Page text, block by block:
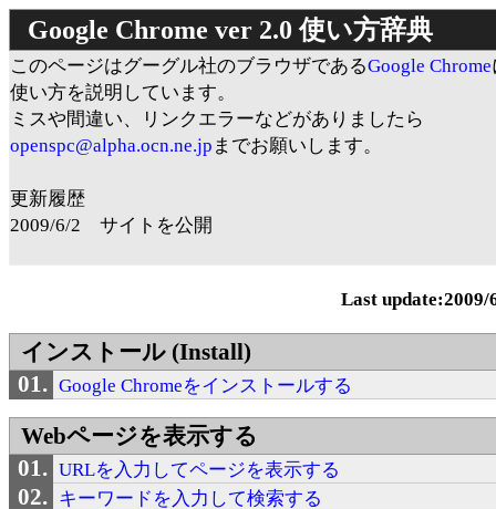
Google Chrome ver 2.0 使い方辞典
このページはグーグル社のブラウザであるGoogle Chrome
使い方を説明しています。
ミスや間違い、リンクエラーなどがありましたら
openspc@alpha.ocn.ne.jp までお願いします。
更新履歴
2009/6/2 サイトを公開
Last update:2009/
インストール (Install)
Google Chromeをインストールする
Webページを表示する
URLを入力してページを表示する
キーワードを入力して検索する